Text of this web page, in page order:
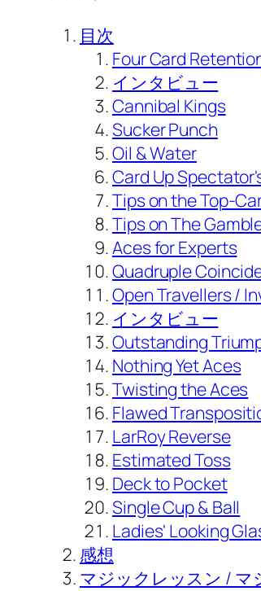
目次
Four Card
インタビュー
Cannibal Kings
Sucker Punch
Oil & Water
Card Up
Tips on the Top-
Tips on The
Aces for Experts
Quadruple
Open Travellers /
インタビュー
Outstanding
Nothing Yet Aces
Twisting the Aces
Flawed
LarRoy Reverse
Estimated Toss
Deck to Pocket
Single Cup & Ball
Ladies' Looking
感想
マジックレッスン / マ